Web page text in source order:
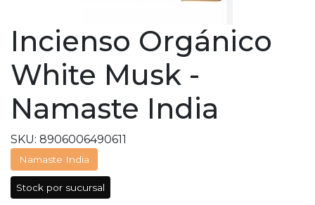
Incienso Orgánico
White Musk -
Namaste India
SKU: 8906006490611
Namaste India
Stock por sucursal